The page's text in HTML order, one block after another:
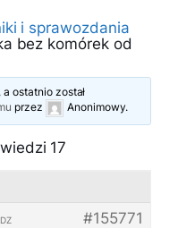
i sprawozdania
bez komórek od
ostatnio został
przez Anonimowy.
17
#155771